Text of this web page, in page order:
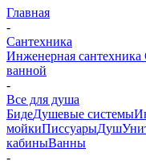
Главная
-
Сантехника
Инженерная сантехника
ванной
-
Все для душа
БидеДушевые системы
мойкиПиссуарыДуш
кабиныВанны
-